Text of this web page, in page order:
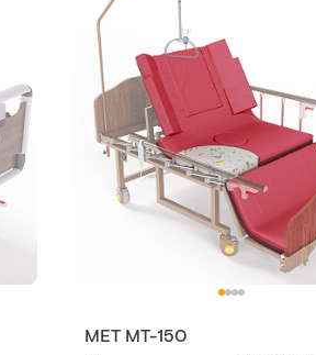
МЕТ МТ-150